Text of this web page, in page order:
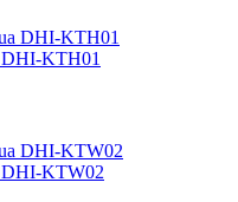
KTH01
DHI-KTW02